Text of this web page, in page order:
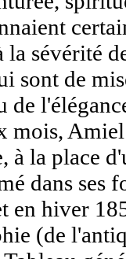
sévérité
sont de
de
mois,
à la place
dans ses
en hiver
(de